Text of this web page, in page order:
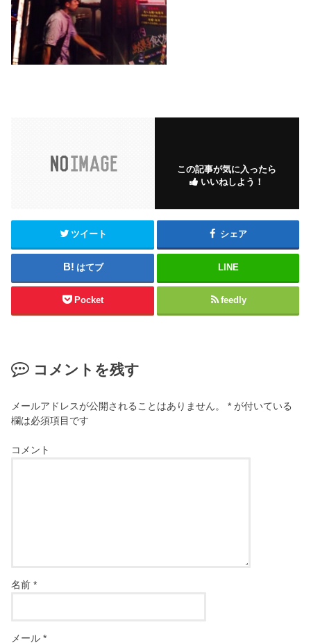
この記事が気に入ったら
いいねしよう！
ツイート シェア
はてブ LINE
Pocket feedly
コメントを残す
メールアドレスが公開されることはありません。 * が付いている
欄は必須項目です
コメント
名前*
メール*